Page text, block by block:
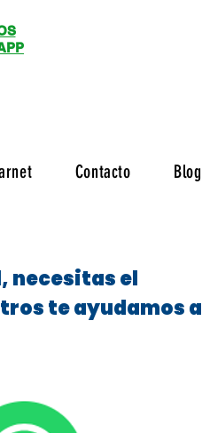
Contacto Blog
necesitas el
te ayudamos a